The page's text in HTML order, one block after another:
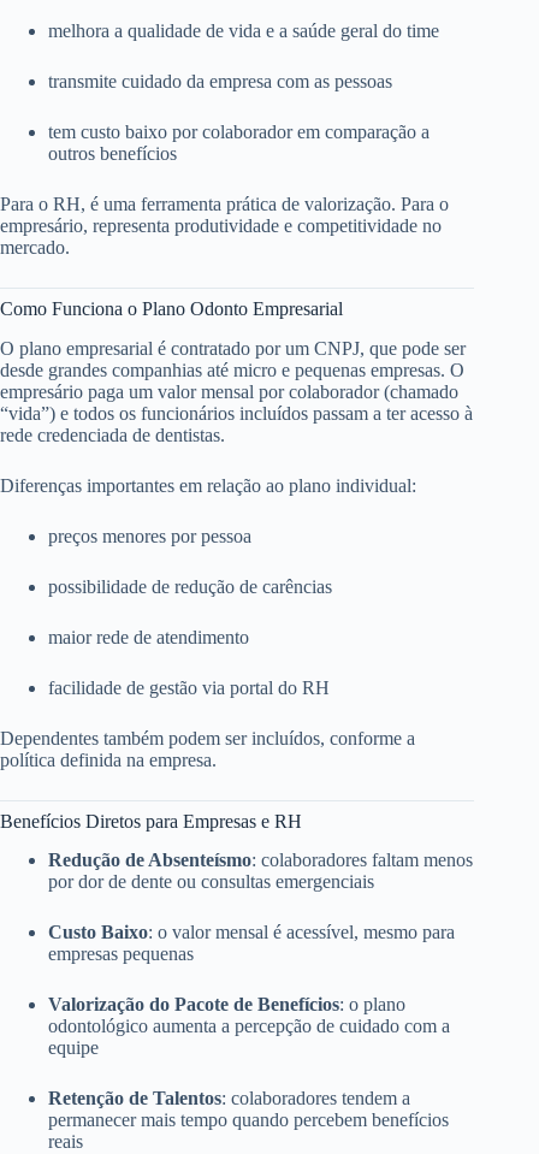
melhora a qualidade de vida e a saúde geral do time
transmite cuidado da empresa com as pessoas
tem custo baixo por colaborador em comparação a
outros benefícios
Para o RH, é uma ferramenta prática de valorização. Para o
empresário, representa produtividade e competitividade no
mercado.
Como Funciona o Plano Odonto Empresarial
O plano empresarial é contratado por um CNPJ, que pode ser
desde grandes companhias até micro e pequenas empresas. O
empresário paga um valor mensal por colaborador (chamado
“vida”) e todos os funcionários incluídos passam a ter acesso à
rede credenciada de dentistas.
Diferenças importantes em relação ao plano individual:
preços menores por pessoa
possibilidade de redução de carências
maior rede de atendimento
facilidade de gestão via portal do RH
Dependentes também podem ser incluídos, conforme a
política definida na empresa.
Benefícios Diretos para Empresas e RH
Redução de Absenteísmo: colaboradores faltam menos
por dor de dente ou consultas emergenciais
Custo Baixo: o valor mensal é acessível, mesmo para
empresas pequenas
Valorização do Pacote de Benefícios: o plano
odontológico aumenta a percepção de cuidado com a
equipe
Retenção de Talentos: colaboradores tendem a
permanecer mais tempo quando percebem benefícios
reais